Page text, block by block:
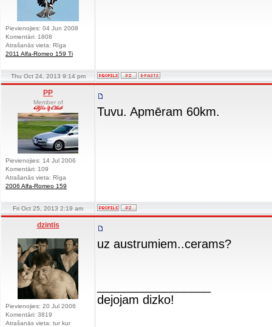
Pievienojies: 04 Jun 2008
Komentāri: 1808
Atrašanās vieta: Rīga
2011 Alfa-Romeo 159 Ti
Thu Oct 24, 2013 9:14 pm
PP
Member of
Pievienojies: 14 Jul 2006
Komentāri: 109
Atrašanās vieta: Rīga
2006 Alfa-Romeo 159
Tuvu. Apmēram 60km.
Fri Oct 25, 2013 2:19 am
dzintis
Pievienojies: 20 Jul 2006
Komentāri: 3819
Atrašanās vieta: tur kur
uz austrumiem..cerams?
dejojam dizko!